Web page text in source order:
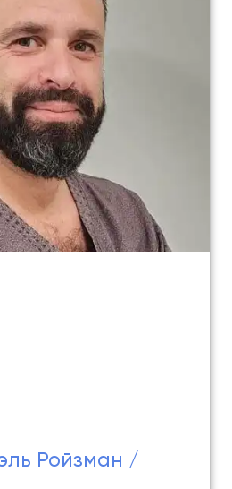
Ройзман /